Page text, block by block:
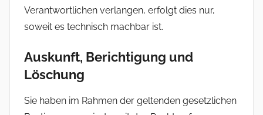
Verantwortlichen verlangen, erfolgt dies nur,
soweit es technisch machbar ist.
Auskunft, Berichtigung und
Löschung
Sie haben im Rahmen der geltenden gesetzlichen